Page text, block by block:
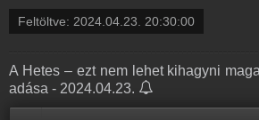
Feltöltve: 2024.04.23. 20:30:00
A Hetes – ezt nem lehet kihagyni
adása - 2024.04.23.